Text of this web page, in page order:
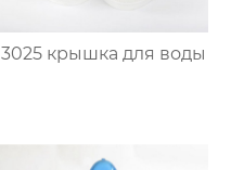
3025 крышка для воды